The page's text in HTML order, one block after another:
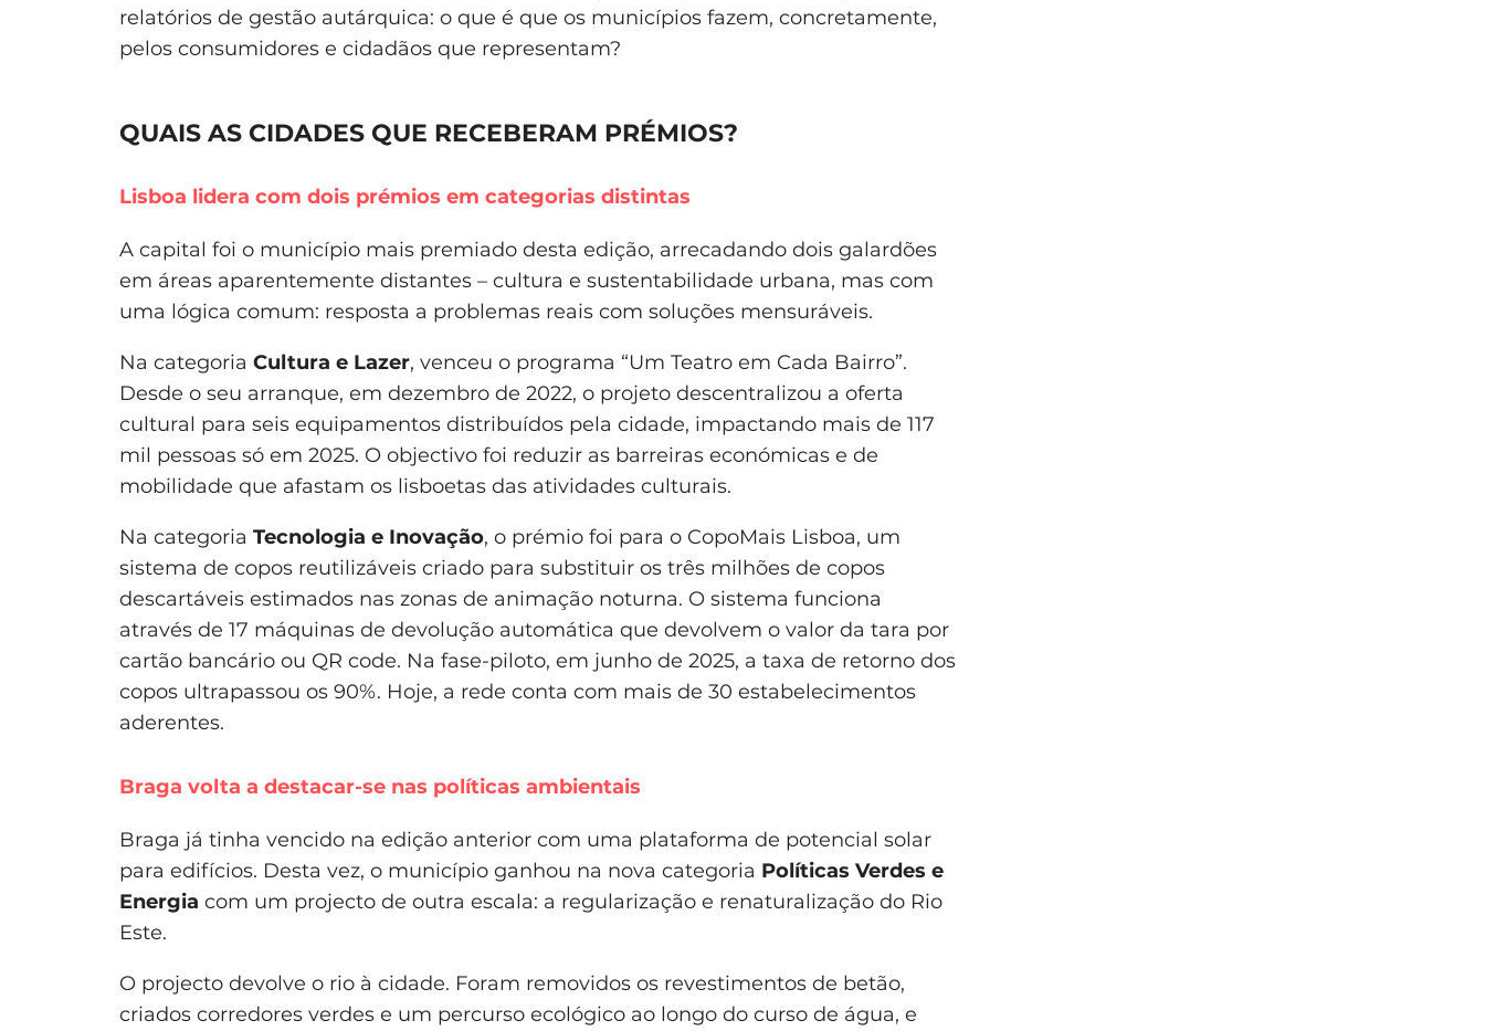
relatórios de gestão autárquica: o que é que os municípios fazem, concretamente,
pelos consumidores e cidadãos que representam?
QUAIS AS CIDADES QUE RECEBERAM PRÉMIOS?
Lisboa lidera com dois prémios em categorias distintas
A capital foi o município mais premiado desta edição, arrecadando dois galardões
em áreas aparentemente distantes – cultura e sustentabilidade urbana, mas com
uma lógica comum: resposta a problemas reais com soluções mensuráveis.
Na categoria Cultura e Lazer, venceu o programa “Um Teatro em Cada Bairro”.
Desde o seu arranque, em dezembro de 2022, o projeto descentralizou a oferta
cultural para seis equipamentos distribuídos pela cidade, impactando mais de 117
mil pessoas só em 2025. O objectivo foi reduzir as barreiras económicas e de
mobilidade que afastam os lisboetas das atividades culturais.
Na categoria Tecnologia e Inovação, o prémio foi para o CopoMais Lisboa, um
sistema de copos reutilizáveis criado para substituir os três milhões de copos
descartáveis estimados nas zonas de animação noturna. O sistema funciona
através de 17 máquinas de devolução automática que devolvem o valor da tara por
cartão bancário ou QR code. Na fase-piloto, em junho de 2025, a taxa de retorno dos
copos ultrapassou os 90%. Hoje, a rede conta com mais de 30 estabelecimentos
aderentes.
Braga volta a destacar-se nas políticas ambientais
Braga já tinha vencido na edição anterior com uma plataforma de potencial solar
para edifícios. Desta vez, o município ganhou na nova categoria Políticas Verdes e
Energia com um projecto de outra escala: a regularização e renaturalização do Rio
Este.
O projecto devolve o rio à cidade. Foram removidos os revestimentos de betão,
criados corredores verdes e um percurso ecológico ao longo do curso de água, e